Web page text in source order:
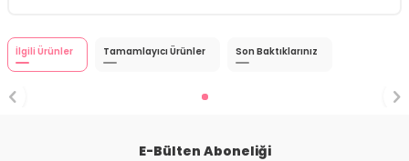
İlgili Ürünler Tamamlayıcı Ürünler Son Baktıklarınız
E-Bülten Aboneliği